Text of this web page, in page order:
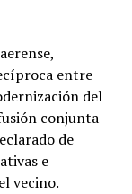
entre
del
conjunta
de
e
vecino.